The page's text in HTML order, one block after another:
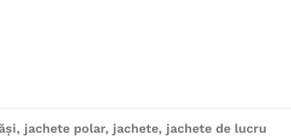
jachete polar, jachete, jachete de lucru